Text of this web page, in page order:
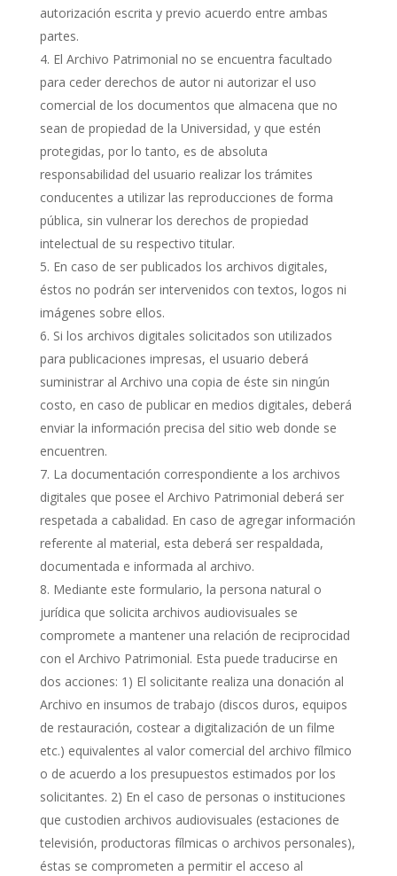
autorización escrita y previo acuerdo entre ambas
partes.
El Archivo Patrimonial no se encuentra facultado
para ceder derechos de autor ni autorizar el uso
comercial de los documentos que almacena que no
sean de propiedad de la Universidad, y que estén
protegidas, por lo tanto, es de absoluta
responsabilidad del usuario realizar los trámites
conducentes a utilizar las reproducciones de forma
pública, sin vulnerar los derechos de propiedad
intelectual de su respectivo titular.
En caso de ser publicados los archivos digitales,
éstos no podrán ser intervenidos con textos, logos ni
imágenes sobre ellos.
Si los archivos digitales solicitados son utilizados
para publicaciones impresas, el usuario deberá
suministrar al Archivo una copia de éste sin ningún
costo, en caso de publicar en medios digitales, deberá
enviar la información precisa del sitio web donde se
encuentren.
La documentación correspondiente a los archivos
digitales que posee el Archivo Patrimonial deberá ser
respetada a cabalidad. En caso de agregar información
referente al material, esta deberá ser respaldada,
documentada e informada al archivo.
Mediante este formulario, la persona natural o
jurídica que solicita archivos audiovisuales se
compromete a mantener una relación de reciprocidad
con el Archivo Patrimonial. Esta puede traducirse en
dos acciones: 1) El solicitante realiza una donación al
Archivo en insumos de trabajo (discos duros, equipos
de restauración, costear a digitalización de un filme
etc.) equivalentes al valor comercial del archivo fílmico
o de acuerdo a los presupuestos estimados por los
solicitantes. 2) En el caso de personas o instituciones
que custodien archivos audiovisuales (estaciones de
televisión, productoras fílmicas o archivos personales),
éstas se comprometen a permitir el acceso al